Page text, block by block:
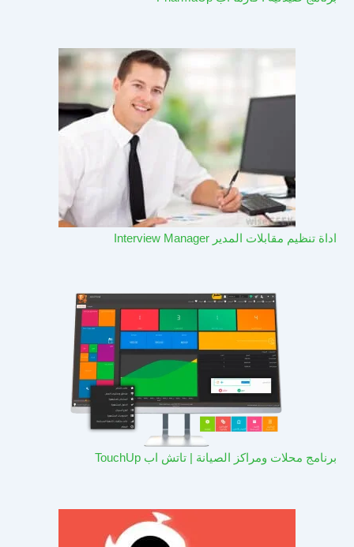
اداة تنظيم مقابلات المدير Interview Manager
برنامج محلات ومراكز الصيانة | تاتش اب TouchUp